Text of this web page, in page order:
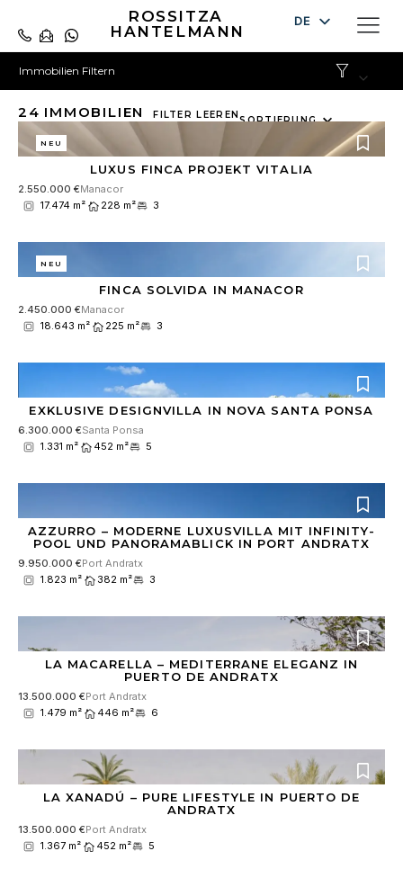
ROSSITZA
HANTELMANN
DE
EN
Immobilien Filtern
24 IMMOBILIEN FILTER LEERENSORTIERUNG
available
NEU
LUXUS FINCA PROJEKT VITALIA
2.550.000 €Manacor
17.474 m²
228 m² 3
NEU
FINCA SOLVIDA IN MANACOR
2.450.000 €Manacor
18.643 m²
225 m² 3
EXKLUSIVE DESIGNVILLA IN NOVA SANTA PONSA
6.300.000 €Santa Ponsa
1.331 m²
452 m² 5
AZZURRO – MODERNE LUXUSVILLA MIT INFINITY-
POOL UND PANORAMABLICK IN PORT ANDRATX
9.950.000 €Port Andratx
1.823 m²
382 m² 3
LA MACARELLA – MEDITERRANE ELEGANZ IN
PUERTO DE ANDRATX
13.500.000 €Port Andratx
1.479 m²
446 m² 6
LA XANADÚ – PURE LIFESTYLE IN PUERTO DE
ANDRATX
13.500.000 €Port Andratx
1.367 m²
452 m² 5